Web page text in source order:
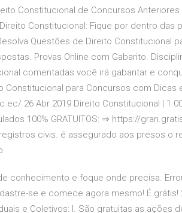
Constitucional de Concursos
Constitucional: Fique por dentro
Questões de Direito Constitucional
Provas Online com Gabarito.
comentadas você irá gabaritar e
Constitucional para Concursos com
26 Abr 2019 Direito Constitucional |
100% GRATUITOS: ⇒ https://
civis. é assegurado aos presos o
conhecimento e foque onde precisa.
se e comece agora mesmo! É
e Coletivos: I. São gratuitas as ações